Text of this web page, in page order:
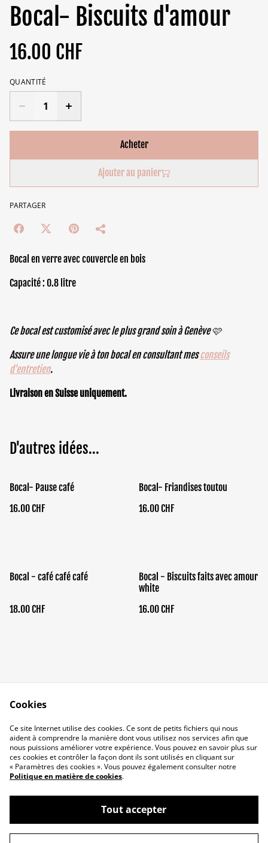
Bocal- Biscuits d'amour
16.00 CHF
QUANTITÉ
Acheter
Ajouter au panier
PARTAGER
Bocal en verre avec couvercle en bois
Capacité : 0.8 litre
Ce bocal est customisé avec le plus grand soin à Genève 🩷
Assure une longue vie à ton bocal en consultant mesconseils
d'entretien.
Livraison en Suisse uniquement.
D'autres idées...
Bocal- Pause café
16.00 CHF
Bocal- Friandises toutou
16.00 CHF
Bocal - café café café
18.00 CHF
Bocal - Biscuits faits avec amour
white
16.00 CHF
Politique de
confidentialité
Politique de cookies
©2026LOUVE D'OPALE
Cookies
Ce site Internet utilise des cookies. Ce sont de petits fichiers qui nous
aident à comprendre la manière dont vous utilisez nos services afin que
nous puissions améliorer votre expérience. Vous pouvez en savoir plus sur
ces cookies et contrôler la façon dont ils sont utilisés en cliquant sur
« Paramètres des cookies ». Vous pouvez également consulter notre
Politique en matière de cookies.
Tout accepter